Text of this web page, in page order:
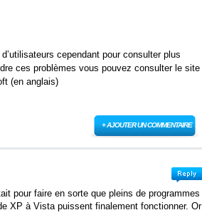
cependant pour consulter plus
ces problèmes vous pouvez consulter le site
(en anglais)
+ AJOUTER UN COMMENTAIRE
pour faire en sorte que pleins de programmes
XP à Vista puissent finalement fonctionner. Or